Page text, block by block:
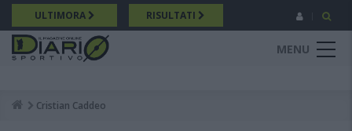
Salta
al
contenuto
principale
ULTIMORA RISULTATI
MENU
Breadcrumb
Cristian Caddeo